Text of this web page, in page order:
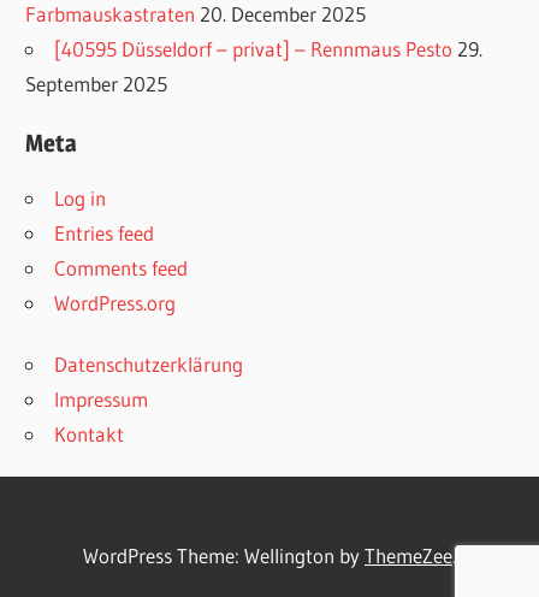
Farbmauskastraten 20. December 2025
[40595 Düsseldorf – privat] – Rennmaus Pesto 29.
September 2025
Meta
Log in
Entries feed
Comments feed
WordPress.org
Datenschutzerklärung
Impressum
Kontakt
WordPress Theme: Wellington byThemeZee.